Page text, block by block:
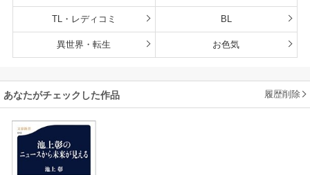
TL・レディコミ BL
異世界・転生 お色気
あなたがチェックした作品 履歴削除